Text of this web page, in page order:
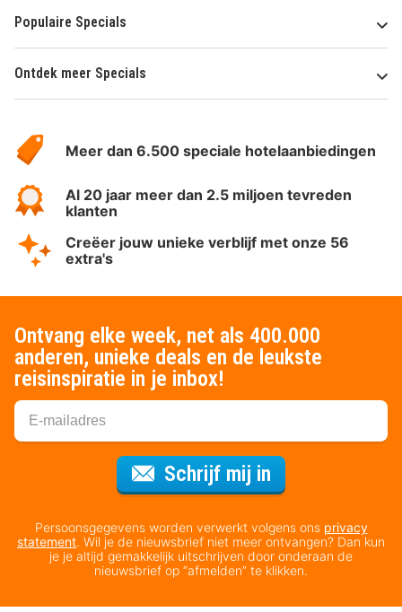
Populaire Specials
Ontdek meer Specials
HotelSpecials
Meer dan 6.500 speciale hotelaanbiedingen
Al 20 jaar meer dan 2.5 miljoen tevreden
klanten
Creëer jouw unieke verblijf met onze 56
extra's
Ontvang elke week, net als 400.000
anderen, unieke deals en de leukste
reisinspiratie in je inbox!
Schrijf mij in
Persoonsgegevens worden verwerkt volgens ons privacy
statement. Wil je de nieuwsbrief niet meer ontvangen? Dan kun
je je altijd gemakkelijk uitschrijven door onderaan de
nieuwsbrief op “afmelden” te klikken.